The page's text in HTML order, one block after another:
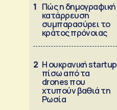
1 Πώς η δημογραφική
κατάρρευση
συμπαρασύρει το
κράτος πρόνοιας
2 Η ουκρανική startup
πίσω από τα
drones που
χτυπούν βαθιά τη
Ρωσία